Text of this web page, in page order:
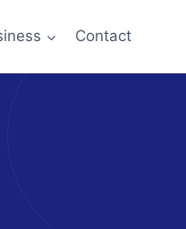
Contact